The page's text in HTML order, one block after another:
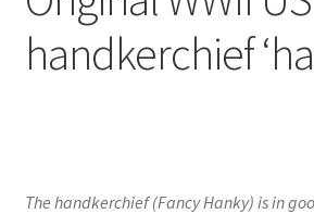
handkerchief
The handkerchief (Fancy Hanky) is in